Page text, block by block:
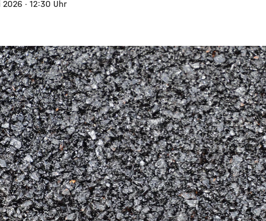
2026 · 12:30 Uhr